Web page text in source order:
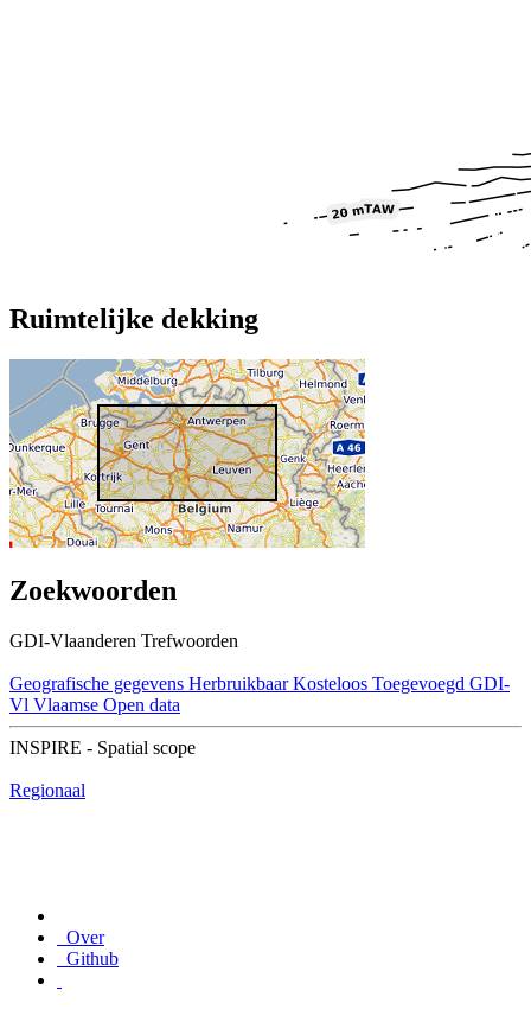
Ruimtelijke dekking
Zoekwoorden
GDI-Vlaanderen Trefwoorden
Geografische gegevens Herbruikbaar Kosteloos Toegevoegd GDI-
Vl Vlaamse Open data
INSPIRE - Spatial scope
Regionaal
Over
Github